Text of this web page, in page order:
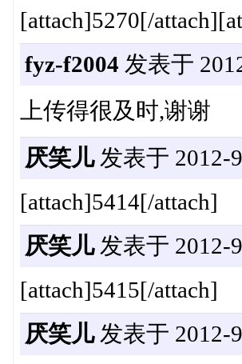
[attach]5270[/
fyz-f2004 发表于
上传得很及时,谢谢
厌笑儿发表于 2012-
[attach]5414[/attach]
厌笑儿发表于 2012-
[attach]5415[/attach]
厌笑儿发表于 2012-